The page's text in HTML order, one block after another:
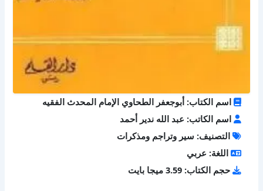
اسم الكتاب: أبوجعفر الطحاوي الإمام المحدث الفقيه
اسم الكاتب: عبد الله ندير أحمد
التصنيف: سير وتراجم ومذكرات
اللغة: عربي
حجم الكتاب: 3.59 ميجا بايت